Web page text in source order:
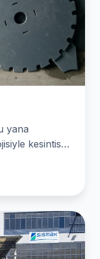
yana
kesintisiz